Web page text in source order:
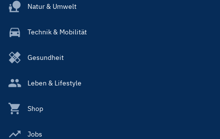
Natur & Umwelt
Technik & Mobilität
Gesundheit
Leben & Lifestyle
Shop
Jobs